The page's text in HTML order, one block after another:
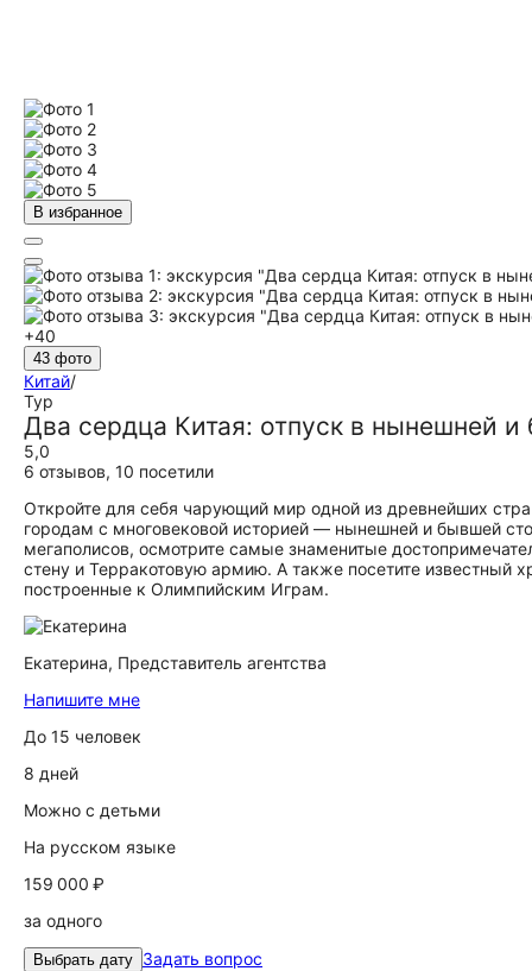
В избранное
+40
43 фото
Китай/
Тур
Два сердца Китая: отпуск в нынешней
5,0
6 отзывов, 10 посетили
Откройте для себя чарующий мир одной из древнейших
городам с многовековой историей — нынешней и бывшей
мегаполисов, осмотрите самые знаменитые
стену и Терракотовую армию. А также посетите
построенные к Олимпийским Играм.
Екатерина, Представитель агентства
Напишите мне
До 15 человек
8 дней
Можно с детьми
На русском языке
159 000 ₽
за одного
Выбрать дату Задать вопрос